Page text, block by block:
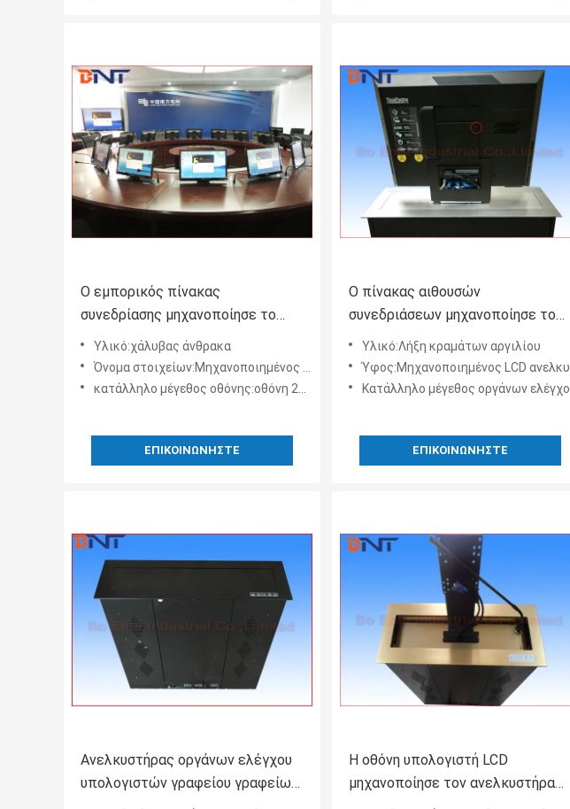
Ο εμπορικός πίνακας
συνεδρίασης μηχανοποίησε το
λαϊκό επάνω ανελκυστήρα για την
οθόνη 19 - 24 ίντσας LCD
Υλικό:χάλυβας άνθρακα
Όνομα στοιχείων:Μηχανοποιημένος LCD ανελκυστήρας για το όργανο ελέγχου
κατάλληλο μέγεθος οθόνης:οθόνη 21~24inch LCD/LED
ΕΠΙΚΟΙΝΩΝΉΣΤΕ
Ο πίνακας αιθουσών
συνεδριάσεων μηχανοποίησε το
μηχανισμό ανελκυστήρων, όλοι σε
έναν διευθετήσιμο ανελκυστήρα
οθονών υπολογιστή
Υλικό:Λήξη κραμάτων αργιλίου
Ύφος:Μηχανοποιημένος LCD ανελκυστήρας για όλους σε ένα όργανο ελέγχου
Κατάλληλο μέγεθος οργάνων ελέγχου:οθόνη 17~21 ίντσας
ΕΠΙΚΟΙΝΩΝΉΣΤΕ
Ανελκυστήρας οργάνων ελέγχου
υπολογιστών γραφείου γραφείων
Η οθόνη υπολογιστή LCD
μηχανοποίησε τον ανελκυστήρα